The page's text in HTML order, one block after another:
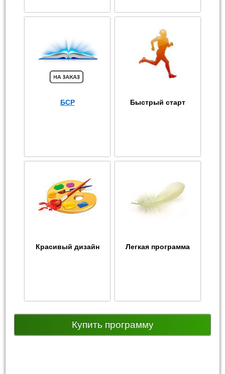
БСР Быстрый старт
Красивый дизайн Легкая программа
Купить программу